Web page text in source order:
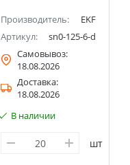
Производитель:
EKF
Артикул:
sn0-125-6-d
Самовывоз:
18.08.2026
Доставка:
18.08.2026
В наличии
шт